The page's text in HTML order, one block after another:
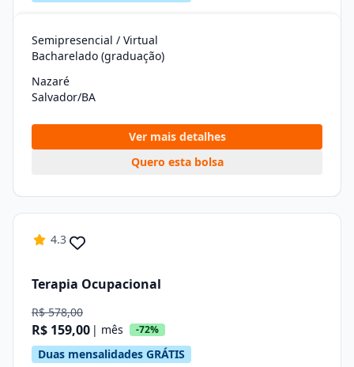
Semipresencial / Virtual
Bacharelado (graduação)
Nazaré
Salvador/BA
Ver mais detalhes
Quero esta bolsa
4.3
Terapia Ocupacional
R$ 578,00
R$ 159,00 | mês -72%
Duas mensalidades GRÁTIS